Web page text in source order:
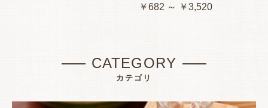
￥682 ～ ￥3,520
CATEGORY
カテゴリ